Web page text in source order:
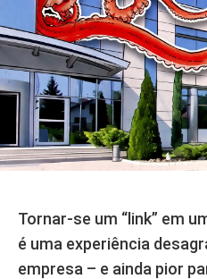
Tornar-se um “link” em
é uma experiência
empresa – e ainda pior